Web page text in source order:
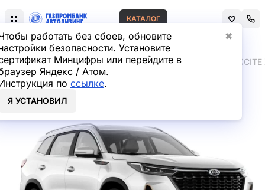
работать без сбоев, обновите
безопасности. Установите
Минцифры или перейдите в
Яндекс / Атом.
по ссылке.
Я УСТАНОВИЛ
✖
КАТАЛОГ
Главная Лизинг легковых автомобилей
XCITE X-CROSS 8 в лизинг